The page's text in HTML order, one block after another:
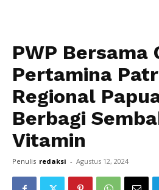
PWP Bersama
Pertamina
Regional
Berbagi
Vitamin
Penulis redaksi - Agustus 12, 2024